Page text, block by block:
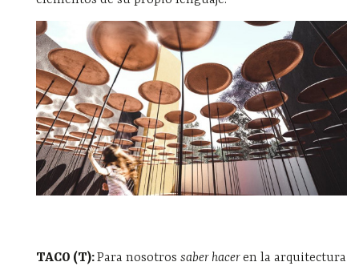
TACO (T):Para nosotros saber haceren la arquitectura